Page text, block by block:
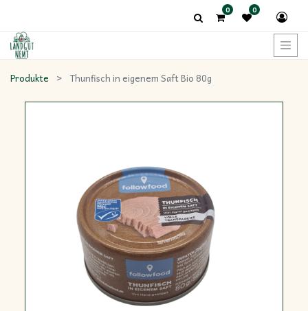
0 0
Produkte Thunfisch in eigenem Saft Bio 80g